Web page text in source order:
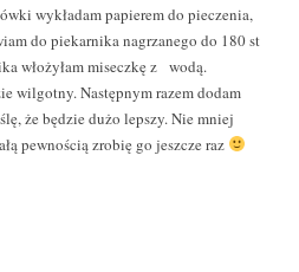
wykładam papierem do pieczenia,
do piekarnika nagrzanego do 180 st
włożyłam miseczkę z wodą.
wilgotny. Następnym razem dodam
że będzie dużo lepszy. Nie mniej
pewnością zrobię go jeszcze raz